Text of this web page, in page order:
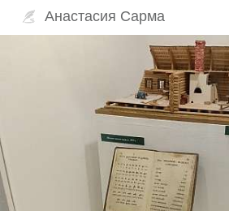
Анастасия Сарма